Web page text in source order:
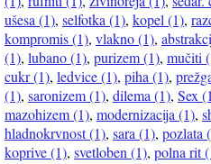
ušesa (1), selfotka (1), kopel (1),
kompromis (1), vlakno (1),
(1), lubano (1), purizem (1), mučiti
cukr (1), ledvice (1), piha (1),
(1), saronizem (1), dilema (1), Sex
mazohizem (1), modernizacija (1),
hladnokrvnost (1), sara (1), pozlata
koprive (1), svetloben (1), polna rit